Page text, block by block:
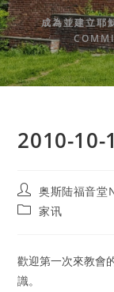
成為並建立耶
2010-10-
Post
author:
奥斯陆福音堂
Post家讯
歡迎第一次來教會
識。